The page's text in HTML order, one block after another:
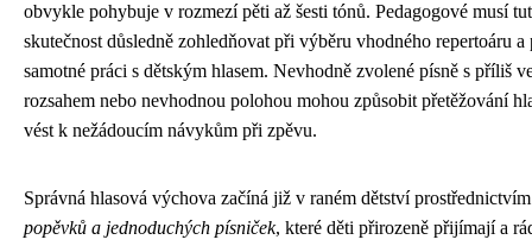
obvykle pohybuje v rozmezí pěti až šesti tónů. Pedagogové musí
skutečnost důsledně zohledňovat při výběru vhodného repertoáru a
samotné práci s dětským hlasem. Nevhodně zvolené písně s příliš
rozsahem nebo nevhodnou polohou mohou způsobit přetěžování
vést k nežádoucím návykům při zpěvu.
Správná hlasová výchova začíná již v raném dětství
popěvků a jednoduchých písniček, které děti přirozeně přijímají a